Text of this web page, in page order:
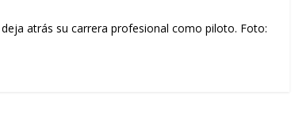
atrás su carrera profesional como piloto. Foto: